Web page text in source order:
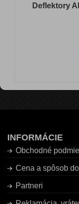
Deflektory
INFORMÁCIE
Obchodné
Cena a spôsob
Partneri